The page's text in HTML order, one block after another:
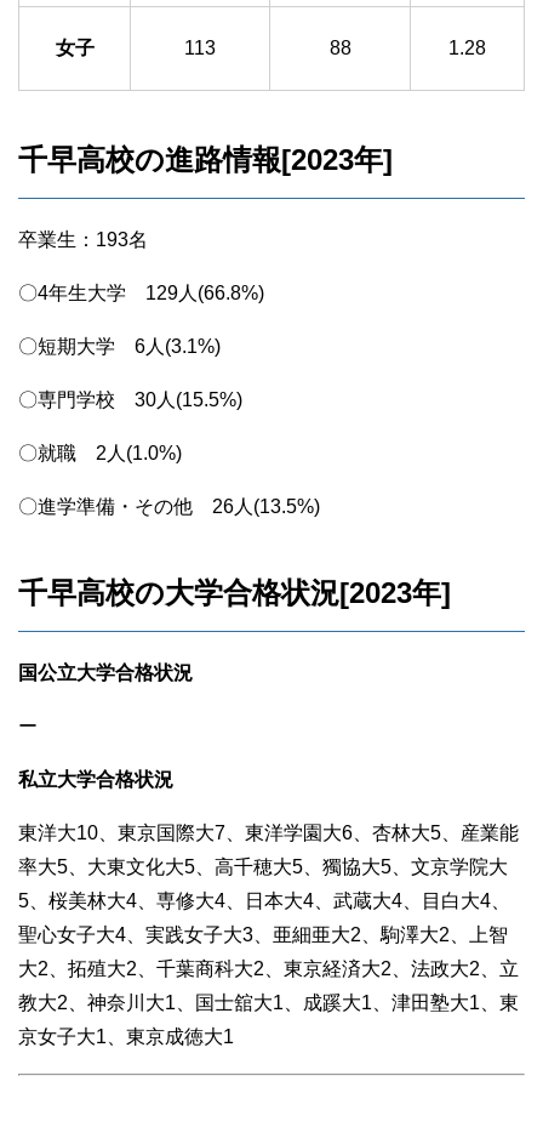
女子 113 88 1.28
千早高校の進路情報[2023年]
卒業生：193名
〇4年生大学 129人(66.8%)
〇短期大学 6人(3.1%)
〇専門学校 30人(15.5%)
〇就職 2人(1.0%)
〇進学準備・その他 26人(13.5%)
千早高校の大学合格状況[2023年]
国公立大学合格状況
ー
私立大学合格状況
東洋大10、東京国際大7、東洋学園大6、杏林大5、産業能
率大5、大東文化大5、高千穂大5、獨協大5、文京学院大
5、桜美林大4、専修大4、日本大4、武蔵大4、目白大4、
聖心女子大4、実践女子大3、亜細亜大2、駒澤大2、上智
大2、拓殖大2、千葉商科大2、東京経済大2、法政大2、立
教大2、神奈川大1、国士舘大1、成蹊大1、津田塾大1、東
京女子大1、東京成徳大1